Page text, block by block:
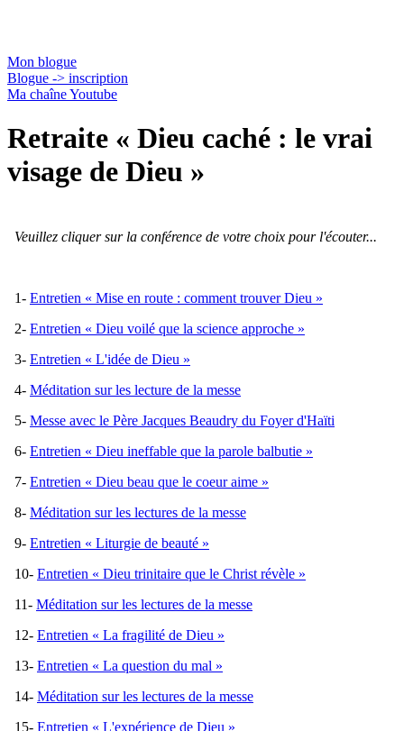
Mon blogue
Blogue -> inscription
Ma chaîne Youtube
Retraite « Dieu caché : le vrai
visage de Dieu »
Veuillez cliquer sur la conférence de votre choix pour l'écouter...
1- Entretien « Mise en route : comment trouver Dieu »
2- Entretien « Dieu voilé que la science approche »
3- Entretien « L'idée de Dieu »
4- Méditation sur les lecture de la messe
5- Messe avec le Père Jacques Beaudry du Foyer d'Haïti
6- Entretien « Dieu ineffable que la parole balbutie »
7- Entretien « Dieu beau que le coeur aime »
8- Méditation sur les lectures de la messe
9- Entretien « Liturgie de beauté »
10- Entretien « Dieu trinitaire que le Christ révèle »
11- Méditation sur les lectures de la messe
12- Entretien « La fragilité de Dieu »
13- Entretien « La question du mal »
14- Méditation sur les lectures de la messe
15- Entretien « L'expérience de Dieu »